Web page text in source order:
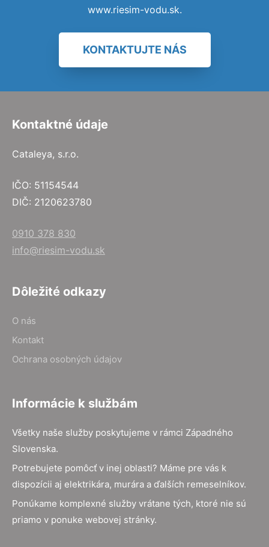
www.riesim-vodu.sk.
KONTAKTUJTE NÁS
Kontaktné údaje
Cataleya, s.r.o.
IČO: 51154544
DIČ: 2120623780
0910 378 830
info@riesim-vodu.sk
Dôležité odkazy
O nás
Kontakt
Ochrana osobných údajov
Informácie k službám
Všetky naše služby poskytujeme v rámci Západného
Slovenska.
Potrebujete pomôcť v inej oblasti? Máme pre vás k
dispozícii aj elektrikára, murára a ďalších remeselníkov.
Ponúkame komplexné služby vrátane tých, ktoré nie sú
priamo v ponuke webovej stránky.